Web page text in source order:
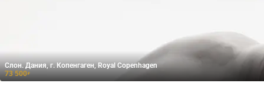
Слон. Дания, г. Копенгаген, Royal Copenhagen
73 500₽